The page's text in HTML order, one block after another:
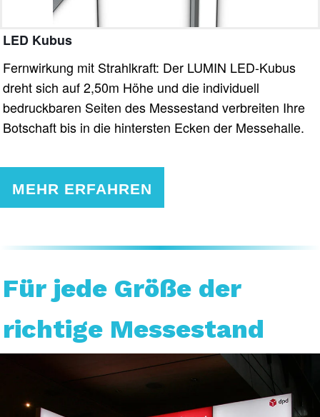
LED Kubus
Fernwirkung mit Strahlkraft: Der LUMIN LED-Kubus
dreht sich auf 2,50m Höhe und die individuell
bedruckbaren Seiten des Messestand verbreiten Ihre
Botschaft bis in die hintersten Ecken der Messehalle.
MEHR ERFAHREN
Für jede Größe der
richtige Messestand